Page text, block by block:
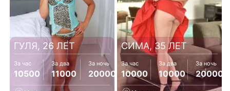
ГУЛЯ, 26 ЛЕТ
За час
10500
За два
11000
За ночь
20000
СИМА, 35 ЛЕТ
За час
10000
За два
10000
За ночь
20000